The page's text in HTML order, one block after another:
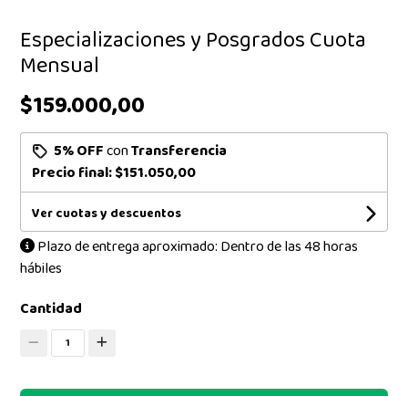
Especializaciones y Posgrados Cuota
Mensual
$159.000,00
5% OFFconTransferencia
Precio final:$151.050,00
Ver cuotas y descuentos
Plazo de entrega aproximado: Dentro de las 48 horas
hábiles
Cantidad
1